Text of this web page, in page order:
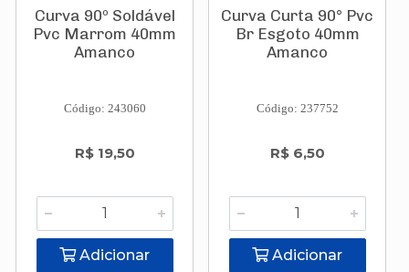
Curva 90º Soldável
Pvc Marrom 40mm
Amanco
Código: 243060
R$ 19,50
Adicionar
Curva Curta 90° Pvc
Br Esgoto 40mm
Amanco
Código: 237752
R$ 6,50
Adicionar